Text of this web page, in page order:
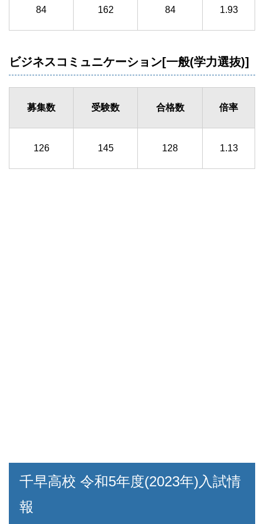
84 162 84 1.93
ビジネスコミュニケーション[一般(学力選抜)]
募集数 受験数 合格数 倍率
126 145 128 1.13
千早高校 令和5年度(2023年)入試情
報